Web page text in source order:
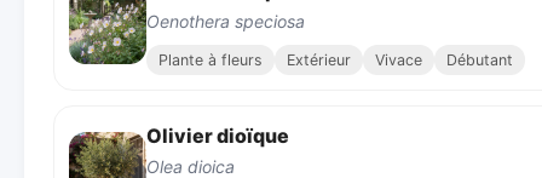
Oenothera speciosa
Plante à fleurs Extérieur Vivace Débutant
Olivier dioïque
Olea dioica